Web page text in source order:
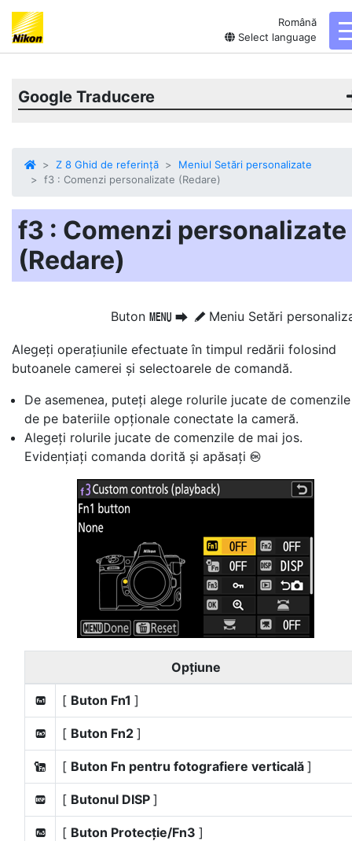
Română
Select language
Google Traducere
Z 8 Ghid de referință
Meniul Setări personalizate
f3 : Comenzi personalizate (Redare)
f3 : Comenzi personalizate
(Redare)
Buton G U A Meniu Setări
Alegeți operațiunile efectuate în timpul redării folosind
butoanele camerei și selectoarele de comandă.
De asemenea, puteți alege rolurile jucate de comenzile
de pe bateriile opționale conectate la cameră.
Alegeți rolurile jucate de comenzile de mai jos.
Evidențiați comanda dorită și apăsați J
Opţiune
v [ Buton Fn1 ]
x [ Buton Fn2 ]
k [ Buton Fn pentru fotografiere verticală ]
D [ Butonul DISP ]
1 [ Buton Protecție/Fn3 ]